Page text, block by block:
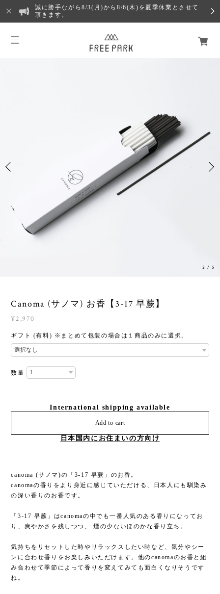
誠に勝手ながら8/3(月)から8/6(木)を夏季休業とさせて
頂きます。
2 /5
Canoma (サノマ) お香【3-17 早蕨】
¥2,970
ギフト (有料) ※まとめて包装の場合は１商品のみに選択。
数量
International shipping available
Add to cart
日本国内にお住まいの方向け
canoma (サノマ)の「3-17 早蕨」のお香。
canomaの香りをより身近に感じていただける、日本人にも馴染み
の深い香りのお香です。
「3-17 早蕨」はcanomaの中でも一番人気のある香りになってお
り、爽やかさを残しつつ、 煙の少ないほのかな香り立ち。
気持ちをリセットした時やリラックスしたい時など、気分やシー
ンに合わせ香りをお楽しみいただけます。他のcanomaのお香と組
み合わせて季節によって香りを変えてみても面白くなりそうです
ね。